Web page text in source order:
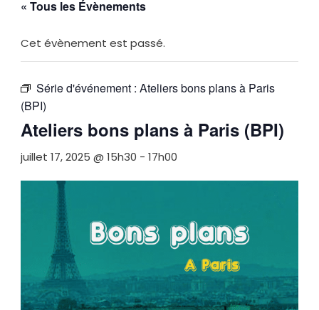
« Tous les Évènements
Cet évènement est passé.
Série d'événement : Ateliers bons plans à Paris
(BPI)
Ateliers bons plans à Paris (BPI)
juillet 17, 2025 @ 15h30 - 17h00